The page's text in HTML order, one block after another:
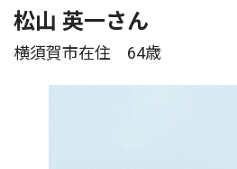
松山 英一さん
横須賀市在住 64歳